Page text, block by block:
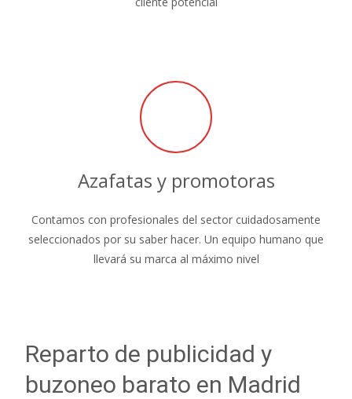
Azafatas y promotoras
Contamos con profesionales del sector cuidadosamente
seleccionados por su saber hacer. Un equipo humano que
llevará su marca al máximo nivel
Reparto de publicidad y
buzoneo barato en Madrid